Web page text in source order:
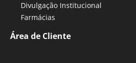
Divulgação Institucional
Farmácias
Área de Cliente